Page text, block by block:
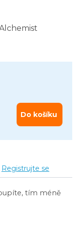
Do košíku
Registrujte se
tím méně